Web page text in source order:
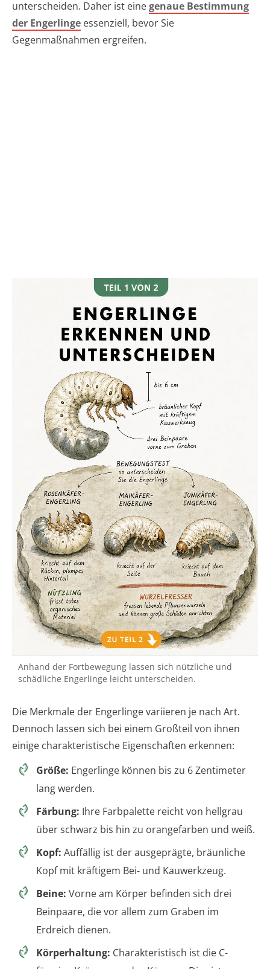
unterscheiden. Daher ist einegenaue Bestimmung
der Engerlinge essenziell, bevor Sie
Gegenmaßnahmen ergreifen.
Anhand der Fortbewegung lassen sich nützliche und
schädliche Engerlinge leicht unterscheiden.
Die Merkmale der Engerlinge variieren je nach Art.
Dennoch lassen sich bei einem Großteil von ihnen
einige charakteristische Eigenschaften erkennen:
Größe: Engerlinge können bis zu 6 Zentimeter
lang werden.
Färbung: Ihre Farbpalette reicht von hellgrau
über schwarz bis hin zu orangefarben und weiß.
Kopf: Auffällig ist der ausgeprägte, bräunliche
Kopf mit kräftigem Bei- und Kauwerkzeug.
Beine: Vorne am Körper befinden sich drei
Beinpaare, die vor allem zum Graben im
Erdreich dienen.
Körperhaltung: Charakteristisch ist die C-